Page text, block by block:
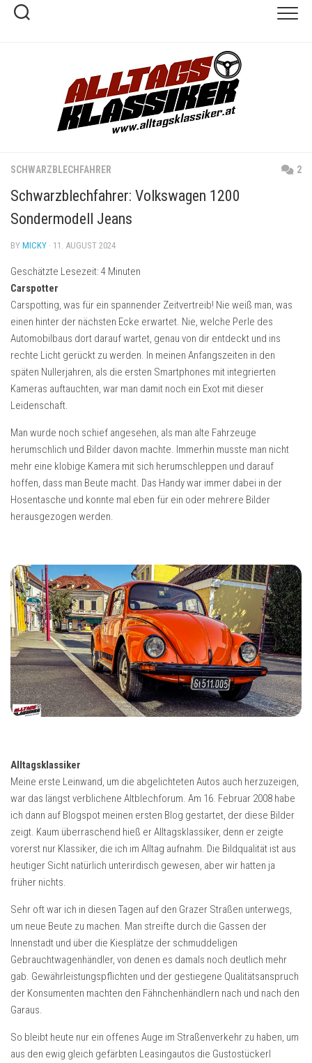
Skip
SCHWARZBLECHFAHRER 2
Schwarzblechfahrer: Volkswagen 1200
Sondermodell Jeans
BY MICKY · 11. AUGUST 2024
Geschätzte Lesezeit: 4 Minuten
Carspotter
Carspotting, was für ein spannender Zeitvertreib! Nie weiß man, was
einen hinter der nächsten Ecke erwartet. Nie, welche Perle des
Automobilbaus dort darauf wartet, genau von dir entdeckt und ins
rechte Licht gerückt zu werden. In meinen Anfangszeiten in den
späten Nullerjahren, als die ersten Smartphones mit integrierten
Kameras auftauchten, war man damit noch ein Exot mit dieser
Leidenschaft.
Man wurde noch schief angesehen, als man alte Fahrzeuge
herumschlich und Bilder davon machte. Immerhin musste man nicht
mehr eine klobige Kamera mit sich herumschleppen und darauf
hoffen, dass man Beute macht. Das Handy war immer dabei in der
Hosentasche und konnte mal eben für ein oder mehrere Bilder
herausgezogen werden.
Alltagsklassiker
Meine erste Leinwand, um die abgelichteten Autos auch herzuzeigen,
war das längst verblichene Altblechforum. Am 16. Februar 2008 habe
ich dann auf Blogspot meinen ersten Blog gestartet, der diese Bilder
zeigt. Kaum überraschend hieß er Alltagsklassiker, denn er zeigte
vorerst nur Klassiker, die ich im Alltag aufnahm. Die Bildqualität ist aus
heutiger Sicht natürlich unterirdisch gewesen, aber wir hatten ja
früher nichts.
Sehr oft war ich in diesen Tagen auf den Grazer Straßen unterwegs,
um neue Beute zu machen. Man streifte durch die Gassen der
Innenstadt und über die Kiesplätze der schmuddeligen
Gebrauchtwagenhändler, von denen es damals noch deutlich mehr
gab. Gewährleistungspflichten und der gestiegene Qualitätsanspruch
der Konsumenten machten den Fähnchenhändlern nach und nach den
Garaus.
So bleibt heute nur ein offenes Auge im Straßenverkehr zu haben, um
aus den ewig gleich gefärbten Leasingautos die Gustostückerl